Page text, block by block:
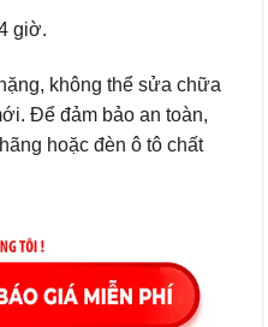
giờ.
không thể sửa chữa
Để đảm bảo an toàn,
hoặc đèn ô tô chất